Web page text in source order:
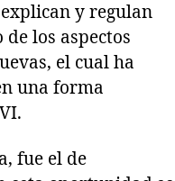
y regulan
los aspectos
el cual ha
una forma
fue el de